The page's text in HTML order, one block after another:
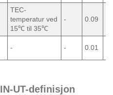
TEC-
temperatur ved
15℃ til 35℃
- 0.09
- - 0.01
UT-definisjon